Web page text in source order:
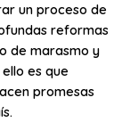
un proceso de
reformas
de marasmo y
es que
promesas